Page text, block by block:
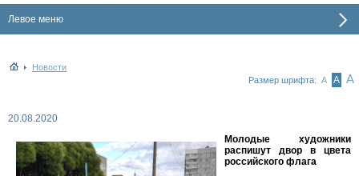
Левое меню
Новости
Размер шрифта: А А А
20.08.2020
Молодые художники
распишут двор в цвета
российского флага